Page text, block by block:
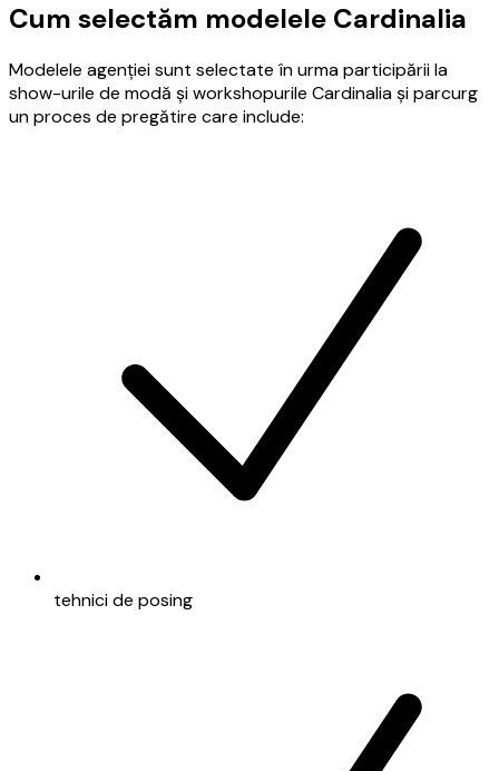
Cum selectăm modelele Cardinalia
Modelele agenției sunt selectate în urma participării la
show-urile de modă și workshopurile Cardinalia și parcurg
un proces de pregătire care include:
tehnici de posing